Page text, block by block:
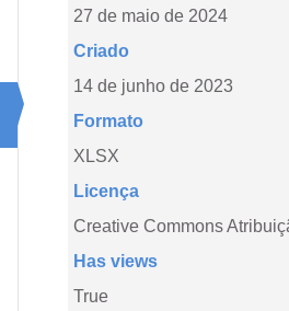
27 de maio de 2024
Criado
14 de junho de 2023
Formato
XLSX
Licença
Creative Commons
Has views
True